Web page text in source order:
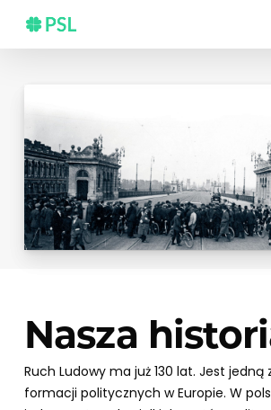
main
Nasza
Ruch Ludowy ma już 130 lat. Jest jedną
formacji politycznych w Europie. W